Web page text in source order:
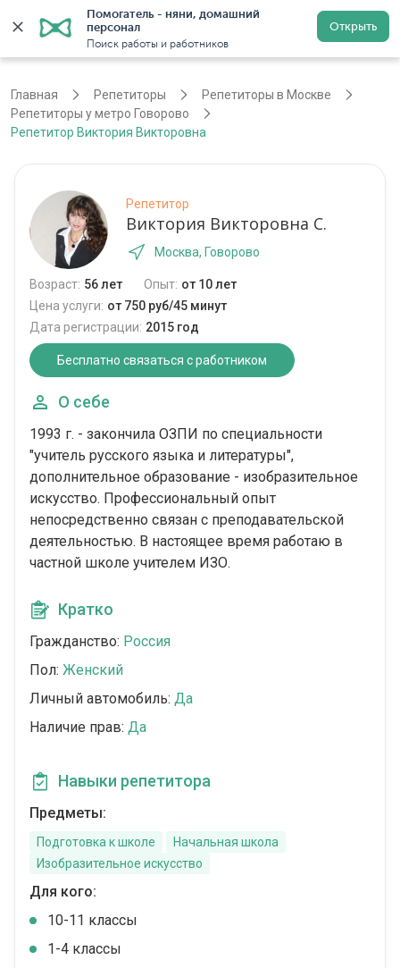
Помогатель - няни, домашний
персонал
Поиск работы и работников
Открыть
Регистрация
Главная Репетиторы
Репетиторы в Москве
Репетиторы у метро Говорово
Репетитор Виктория Викторовна
Репетитор
Виктория Викторовна С.
Москва, Говорово
Возраст: 56 лет Опыт: от 10 лет
Цена услуги: от 750 руб/45 минут
Дата регистрации: 2015 год
Бесплатно связаться с работником
О себе
1993 г. - закончила ОЗПИ по специальности
"учитель русского языка и литературы",
дополнительное образование - изобразительное
искусство. Профессиональный опыт
непосредственно связан с преподавательской
деятельностью. В настоящее время работаю в
частной школе учителем ИЗО.
Кратко
Гражданство: Россия
Пол: Женский
Личный автомобиль: Да
Наличие прав: Да
Навыки репетитора
Предметы:
Подготовка к школе
Начальная школа
Изобразительное искусство
Для кого:
10-11 классы
1-4 классы